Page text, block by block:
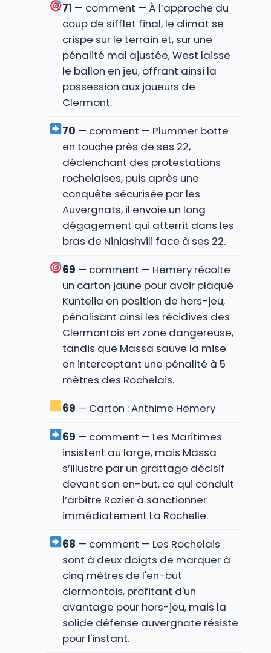
71 — comment — À l’approche du
coup de sifflet final, le climat se
crispe sur le terrain et, sur une
pénalité mal ajustée, West laisse
le ballon en jeu, offrant ainsi la
possession aux joueurs de
Clermont.
70 — comment — Plummer botte
en touche près de ses 22,
déclenchant des protestations
rochelaises, puis après une
conquête sécurisée par les
Auvergnats, il envoie un long
dégagement qui atterrit dans les
bras de Niniashvili face à ses 22.
69 — comment — Hemery récolte
un carton jaune pour avoir plaqué
Kuntelia en position de hors-jeu,
pénalisant ainsi les récidives des
Clermontois en zone dangereuse,
tandis que Massa sauve la mise
en interceptant une pénalité à 5
mètres des Rochelais.
69 — Carton : Anthime Hemery
69 — comment — Les Maritimes
insistent au large, mais Massa
s’illustre par un grattage décisif
devant son en-but, ce qui conduit
l’arbitre Rozier à sanctionner
immédiatement La Rochelle.
68 — comment — Les Rochelais
sont à deux doigts de marquer à
cinq mètres de l'en-but
clermontois, profitant d'un
avantage pour hors-jeu, mais la
solide défense auvergnate résiste
pour l'instant.